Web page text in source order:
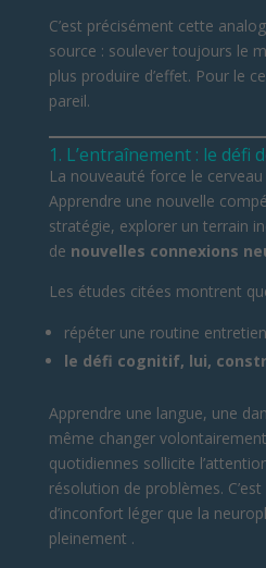
C’est précisément cette
source : soulever toujours le
plus produire d’effet. Pour le
pareil.
1. L’entraînement : le défi
La nouveauté force le cerveau
Apprendre une nouvelle
stratégie, explorer un terrain
de nouvelles connexions
Les études citées montrent
répéter une routine
le défi cognitif, lui,
Apprendre une langue, une
même changer
quotidiennes sollicite
résolution de problèmes.
d’inconfort léger que la
pleinement .